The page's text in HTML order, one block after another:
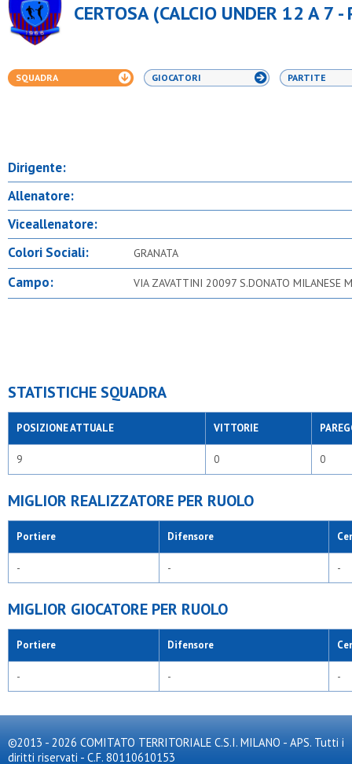
CERTOSA (CALCIO UNDER 12 A 7 -
SQUADRA GIOCATORI PARTITE
Dirigente:
Allenatore:
Viceallenatore:
Colori Sociali:
GRANATA
Campo: VIA ZAVATTINI 20097 S.DONATO MILANESE
STATISTICHE SQUADRA
POSIZIONE ATTUALE VITTORIE
9 0 0
MIGLIOR REALIZZATORE PER RUOLO
Portiere Difensore
- - -
MIGLIOR GIOCATORE PER RUOLO
Portiere Difensore
- - -
©2013 - 2026 COMITATO TERRITORIALE C.S.I. MILANO - APS. Tutti i
diritti riservati - C.F. 80110610153